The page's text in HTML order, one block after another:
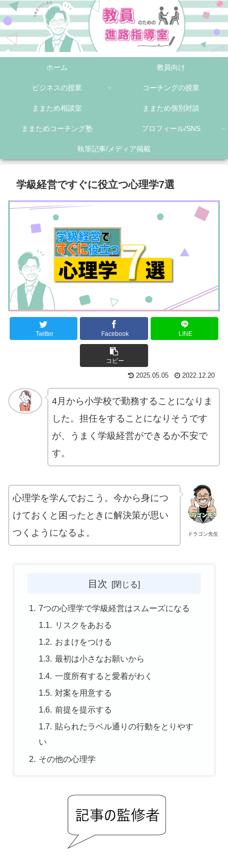
ホーム 教員向け
ビジネスの授業 コーチングの授業
ままため相談室 ままため個別対談
ままためコーチング塾 プロフィール/SNS
執筆記事/メディア掲載
学級経営ですぐに役立つ心理学7選
Twitter Facebook LINE
コピー
2025.05.05 2022.12.20
4月から小学校で勤務することになりま
した。担任をすることになりそうです
が、うまく学級経営ができるか不安で
す。
ドラゴン先生
心理学を学んでおこう。今から身につ
けておくと困ったときに解決策が思い
つくようになるよ。
目次
7つの心理学で学級経営はスムーズになる
リスクをあおる
おまけをつける
最初は小さなお願いから
一度所有すると愛着がわく
対案を用意する
前提を提示する
貼られたラベル通りの行動をとりやす
い
その他の心理学